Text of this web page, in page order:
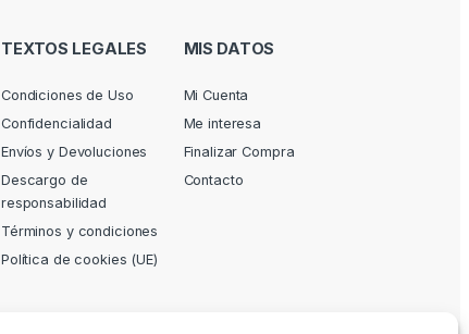
TEXTOS LEGALES
Condiciones de Uso
Confidencialidad
Envíos y Devoluciones
Descargo de
responsabilidad
Términos y condiciones
Política de cookies (UE)
MIS DATOS
Mi Cuenta
Me interesa
Finalizar Compra
Contacto